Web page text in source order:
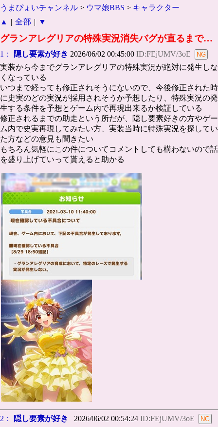
うまぴょいチャンネル > ウマ娘BBS > キャラクター
▲
| 全部 | ▼
グランアレグリアの特殊実況消失バグが直るまで…
1： 隠し要素が好き 2026/06/02 00:45:00 ID:FEjUMV/3oE
実装から今までグランアレグリアの特殊実況が絶対に発生しな
くなっている
いつまで経っても修正されそうにないので、今後修正された時
に史実のどの実況が採用されそうか予想したり、特殊実況の発
生する条件を予想とゲーム内で再現出来るか検証している
修正されるまでの助走という所だが、隠し要素好きの方やゲー
ム内で史実再現してみたい方、実装当時に特殊実況を探してい
た方などの意見も聞きたい
もちろん気軽にこの件についてコメントしても構わないので話
を盛り上げていって貰えると助かる
2： 隠し要素が好き 2026/06/02 00:54:24 ID:FEjUMV/3oE